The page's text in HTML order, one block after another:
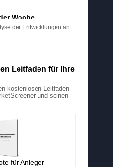
Woche
der Entwicklungen an
Leitfaden für Ihre
kostenlosen Leitfaden
und seinen
für Anleger